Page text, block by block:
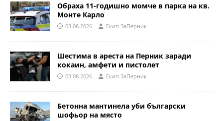
Обраха 11-годишно момче в парка на кв.
Монте Карло
03.08.2026 Eкип ЗаПерник
Шестима в ареста на Перник заради
кокаин, амфети и пистолет
03.08.2026 Eкип ЗаПерник
Бетонна мантинела уби български
шофьор на място